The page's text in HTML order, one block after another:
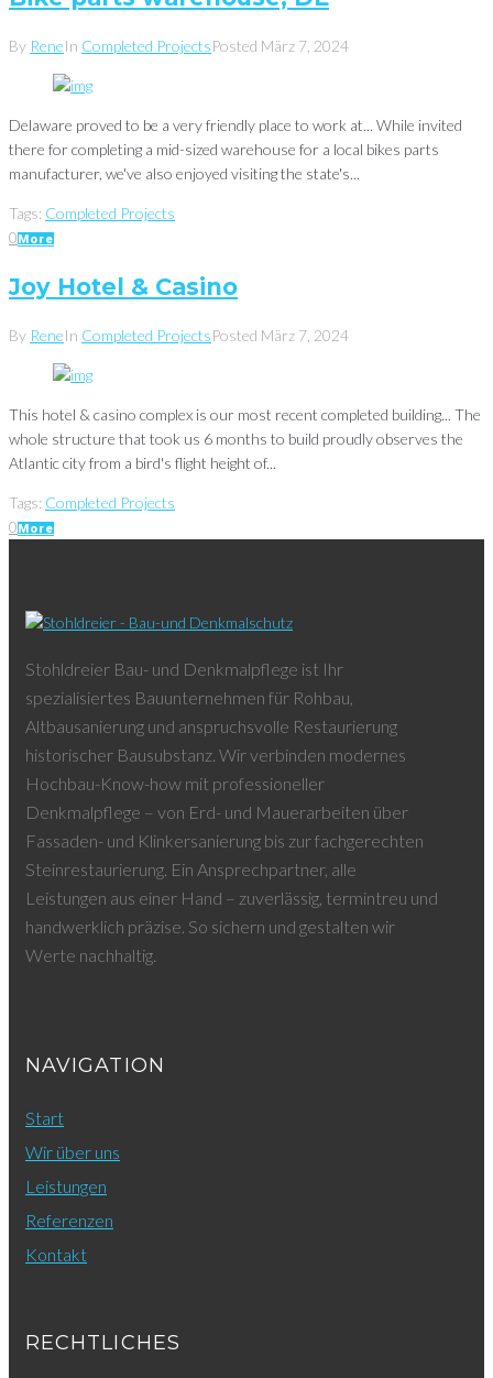
By ReneIn Completed ProjectsPosted März 7, 2024
Delaware proved to be a very friendly place to work at... While invited
there for completing a mid-sized warehouse for a local bikes parts
manufacturer, we've also enjoyed visiting the state's...
Tags: Completed Projects
0More
Joy Hotel & Casino
By ReneIn Completed ProjectsPosted März 7, 2024
This hotel & casino complex is our most recent completed building... The
whole structure that took us 6 months to build proudly observes the
Atlantic city from a bird's flight height of...
Tags: Completed Projects
0More
Stohldreier Bau- und Denkmalpflege ist Ihr
spezialisiertes Bauunternehmen für Rohbau,
Altbausanierung und anspruchsvolle Restaurierung
historischer Bausubstanz. Wir verbinden modernes
Hochbau-Know-how mit professioneller
Denkmalpflege – von Erd- und Mauerarbeiten über
Fassaden- und Klinkersanierung bis zur fachgerechten
Steinrestaurierung. Ein Ansprechpartner, alle
Leistungen aus einer Hand – zuverlässig, termintreu und
handwerklich präzise. So sichern und gestalten wir
Werte nachhaltig.
NAVIGATION
Start
Wir über uns
Leistungen
Referenzen
Kontakt
RECHTLICHES